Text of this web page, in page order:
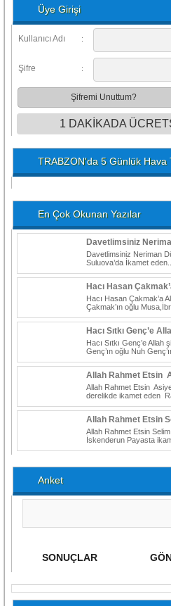
Üye Girişi
Kullanıcı Adı :
Şifre :
Şifremi Unuttum?
1 DAKİKADA
TRABZON'da 5 Günlük Hava
En Çok Okunan Yazılar
Davetlimsiniz
Davetlimsiniz Neriman
Suluova’da İkamet
Hacı Hasan
Hacı Hasan Çakmak’a
Çakmak’ın oğlu
Hacı Sıtkı Genç’e
Hacı Sıtkı Genç’e
Genç’ın oğlu Nuh
Allah Rahmet Etsin
Allah Rahmet Etsin
derelikde ikamet eden
Allah Rahmet Etsin
Allah Rahmet Etsin
İskenderun Payasta
Anket